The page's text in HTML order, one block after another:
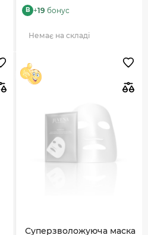
B +19 бонус
Немає на складі
Суперзволожуюча маска